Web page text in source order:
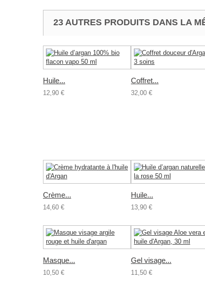
23 AUTRES PRODUITS DANS LA
Huile...
12,90 €
Coffret...
32,00 €
Crème...
14,60 €
Huile...
13,90 €
Masque...
10,50 €
Gel visage...
11,50 €